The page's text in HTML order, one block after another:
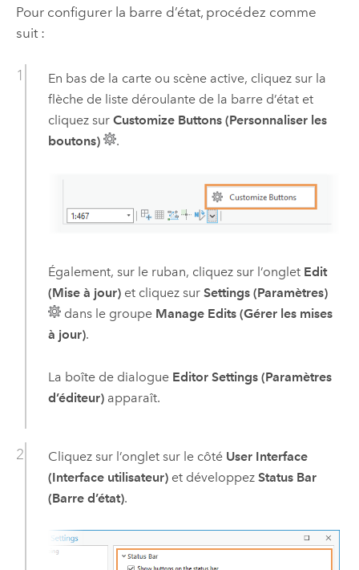
Pour configurer la barre d’état, procédez comme
suit :
En bas de la carte ou scène active, cliquez sur la
flèche de liste déroulante de la barre d’état et
cliquez sur Customize Buttons (Personnaliser les
boutons)
.
Également, sur le ruban, cliquez sur l’onglet Edit
(Mise à jour)et cliquez sur Settings (Paramètres)
dans le groupe Manage Edits (Gérer les mises
à jour).
La boîte de dialogue Editor Settings (Paramètres
d’éditeur)apparaît.
Cliquez sur l’onglet sur le côté User Interface
(Interface utilisateur)et développez Status Bar
(Barre d’état).